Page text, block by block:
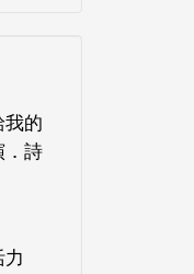
我的
詩
力